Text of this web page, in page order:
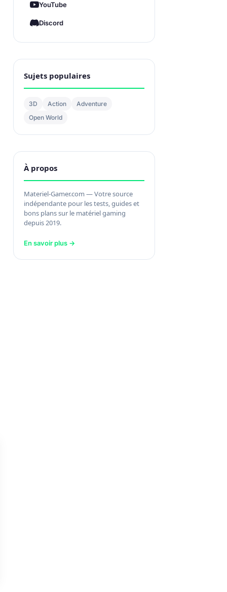
YouTube
Discord
Sujets populaires
3D Action
Adventure
Open World
À propos
Materiel-Gamer.com — Votre source
indépendante pour les tests, guides et
bons plans sur le matériel gaming
depuis 2019.
En savoir plus →